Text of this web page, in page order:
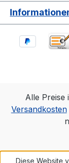
Alle Preise
Versandkosten
Diese Website